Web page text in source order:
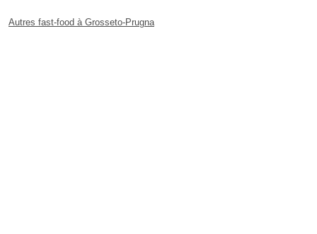
Autres fast-food à Grosseto-Prugna